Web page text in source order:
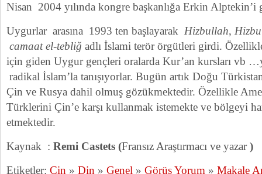
Nisan 2004 yılında kongre başkanlığa Erkin Alptekin’i
Uygurlar arasına 1993 ten başlayarak Hizbullah,
camaat el-tebliğ adlı İslami terör örgütleri girdi.
için giden Uygur gençleri oralarda Kur’an kursları vb
radikal İslam’la tanışıyorlar. Bugün artık Doğu
Çin ve Rusya dahil olmuş gözükmektedir. Özellikle
Türklerini Çin’e karşı kullanmak istemekte ve bölgeyi
etmektedir.
Kaynak : Remi Castets (Fransız Araştırmacı ve yazar)
Etiketler: Çin » Din » Genel » Görüş Yorum » Makale